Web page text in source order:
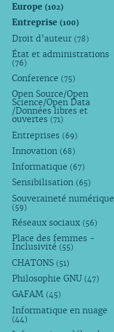
Europe (102)
Entreprise (100)
Droit d’auteur (78)
État et administrations
(76)
Conference (75)
Open Source/Open
Science/Open Data
/Données libres et
ouvertes (71)
Entreprises (69)
Innovation (68)
Informatique (67)
Sensibilisation (65)
Souveraineté numérique
(59)
Réseaux sociaux (56)
Place des femmes -
Inclusivité (55)
CHATONS (51)
Philosophie GNU (47)
GAFAM (45)
Informatique en nuage
(44)